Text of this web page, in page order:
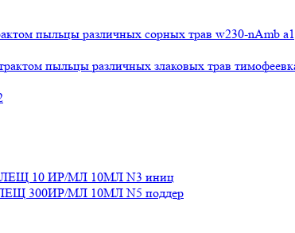
пыльцы различных сорных трав w230-nAmb
пыльцы различных злаковых трав
10 ИР/МЛ 10МЛ N3 иниц
300ИР/МЛ 10МЛ N5 поддер